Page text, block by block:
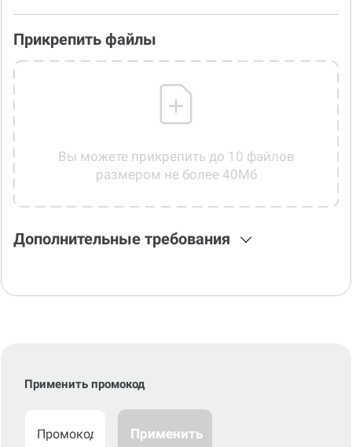
Прикрепить файлы
Вы можете прикрепить до 10 файлов
размером не более 40Мб
Дополнительные требования
Применить промокод
Применить